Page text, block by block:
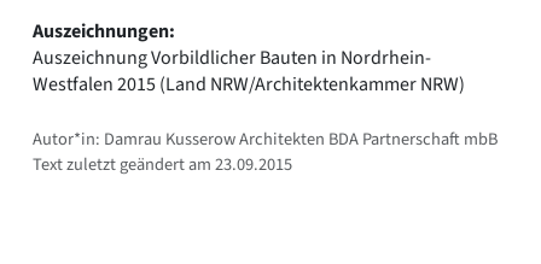
Auszeichnungen:
Auszeichnung Vorbildlicher Bauten in Nordrhein-
Westfalen 2015 (Land NRW/Architektenkammer NRW)
Autor*in: Damrau Kusserow Architekten BDA Partnerschaft mbB
Text zuletzt geändert am 23.09.2015